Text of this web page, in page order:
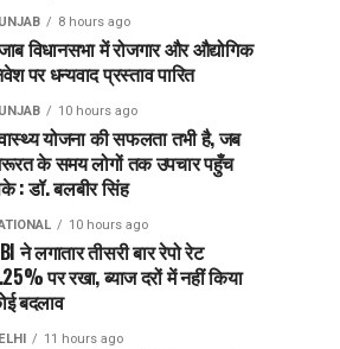
8 hours ago
विधानसभा में रोजगार और औद्योगिक
पर धन्यवाद प्रस्ताव पारित
10 hours ago
योजना की सफलता तभी है, जब
के समय लोगों तक उपचार पहुँच
: डॉ. बलबीर सिंह
10 hours ago
ने लगातार तीसरी बार रेपो रेट
पर रखा, ब्याज दरों में नहीं किया
बदलाव
11 hours ago